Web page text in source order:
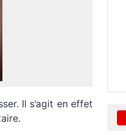
Il s’agit en effet